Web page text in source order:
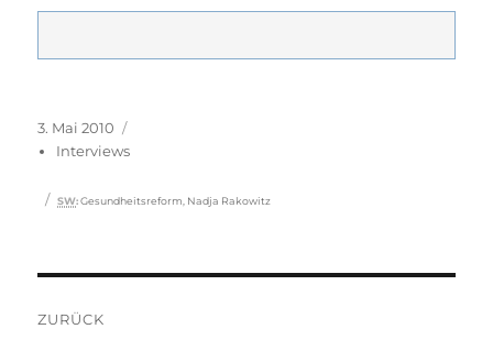
Veröffentlicht
am
3. Mai 2010
Interviews
Schlagwörter
SW: Gesundheitsreform Nadja Rakowitz
ZURÜCK